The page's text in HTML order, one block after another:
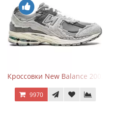
Кроссовки New Balance 2002R
9970